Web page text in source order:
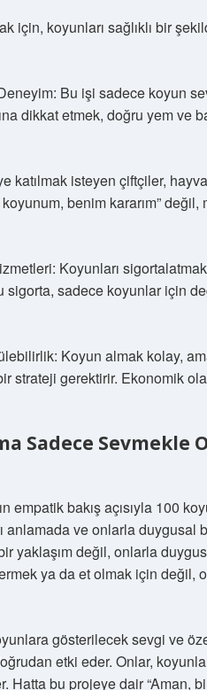
için, koyunları sağlıklı bir
Bu işi sadece koyun
dikkat etmek, doğru yem ve
katılmak isteyen çiftçiler,
benim kararım” değil,
Koyunları
sigorta, sadece koyunlar için
Koyun almak kolay,
strateji gerektirir. Ekonomik
Sadece Sevmekle
empatik bakış açısıyla 100
anlamada ve onlarla duygusal
yaklaşım değil, onlarla
ya da et olmak için değil,
gösterilecek sevgi ve
etki eder. Onlar,
Hatta bu projeye dair “Aman,